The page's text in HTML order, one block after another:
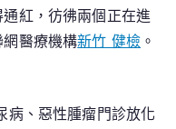
紅，彷彿兩個正在進
醫療機構新竹 健檢 。
病、惡性腫瘤門診放化